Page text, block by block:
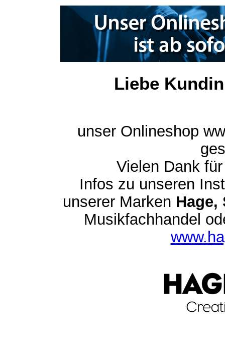
Liebe
unser Onlineshop
Vielen Dank
Infos zu unseren
unserer Marken Hage,
Musikfachhandel